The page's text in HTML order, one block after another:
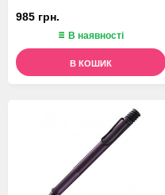
985 грн.
В наявності
В КОШИК